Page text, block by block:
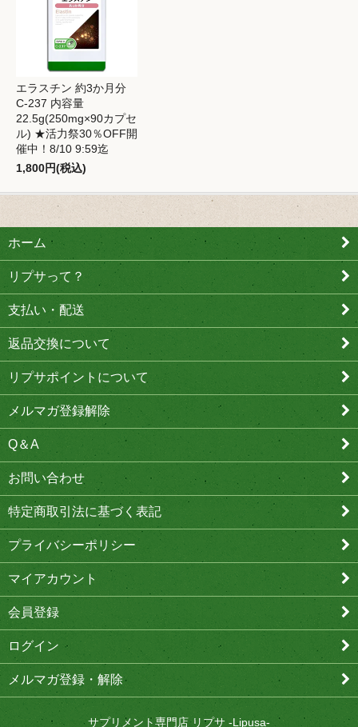
エラスチン 約3か月分
C-237 内容量
22.5g(250mg×90カプセ
ル) ★活力祭30％OFF開
催中！8/10 9:59迄
1,800円(税込)
ホーム
リプサって？
支払い・配送
返品交換について
リプサポイントについて
メルマガ登録解除
Q＆A
お問い合わせ
特定商取引法に基づく表記
プライバシーポリシー
マイアカウント
会員登録
ログイン
メルマガ登録・解除
サプリメント専門店 リプサ -Lipusa-